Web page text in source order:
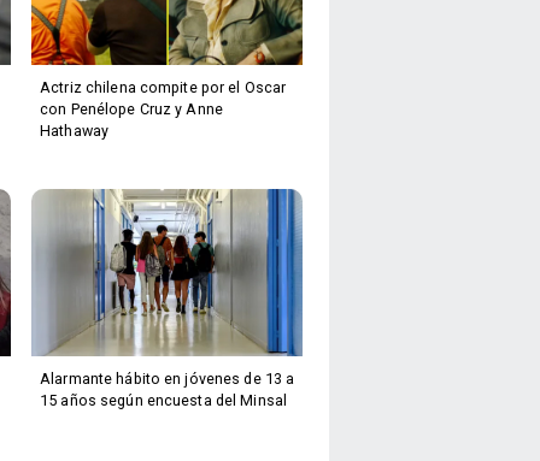
Actriz chilena compite por el Oscar
con Penélope Cruz y Anne
Hathaway
Alarmante hábito en jóvenes de 13 a
15 años según encuesta del Minsal